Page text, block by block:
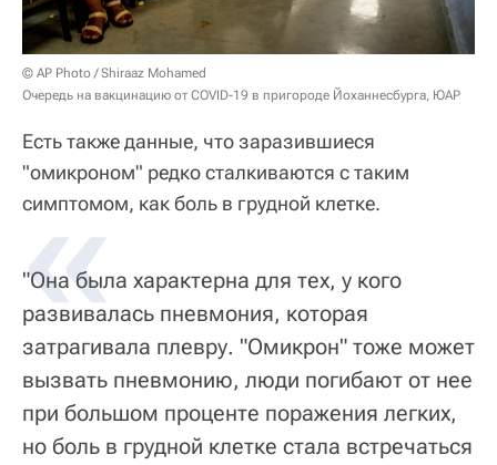
© AP Photo / Shiraaz Mohamed
Очередь на вакцинацию от COVID-19 в пригороде Йоханнесбурга, ЮАР
Есть также данные, что заразившиеся
"омикроном" редко сталкиваются с таким
симптомом, как боль в грудной клетке.
«
"Она была характерна для тех, у кого
развивалась пневмония, которая
затрагивала плевру. "Омикрон" тоже может
вызвать пневмонию, люди погибают от нее
при большом проценте поражения легких,
но боль в грудной клетке стала встречаться